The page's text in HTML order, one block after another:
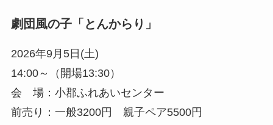
劇団風の子「とんからり」
2026年9月5日(土)
14:00～（開場13:30）
会 場：小郡ふれあいセンター
前売り：一般3200円 親子ペア5500円